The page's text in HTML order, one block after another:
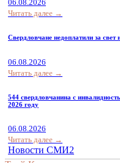
06.08.2026
Читать далее →
Свердловчане недоплатили за свет
06.08.2026
Читать далее →
544 свердловчанина с
2026 году
06.08.2026
Читать далее →
Новости СМИ2